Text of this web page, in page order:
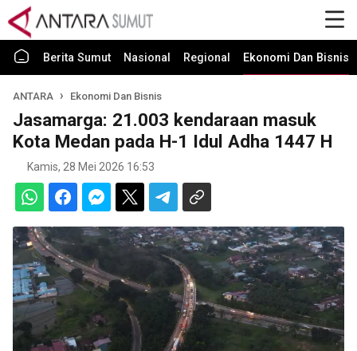
Berita Sumut Nasional Regional Ekonomi Dan Bisnis
ANTARA Ekonomi Dan Bisnis
Jasamarga: 21.003 kendaraan masuk
Kota Medan pada H-1 Idul Adha 1447 H
Kamis, 28 Mei 2026 16:53